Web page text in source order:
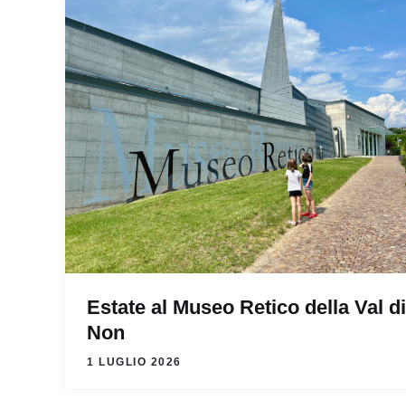
Estate al Museo Retico della Val di
Non
1 LUGLIO 2026